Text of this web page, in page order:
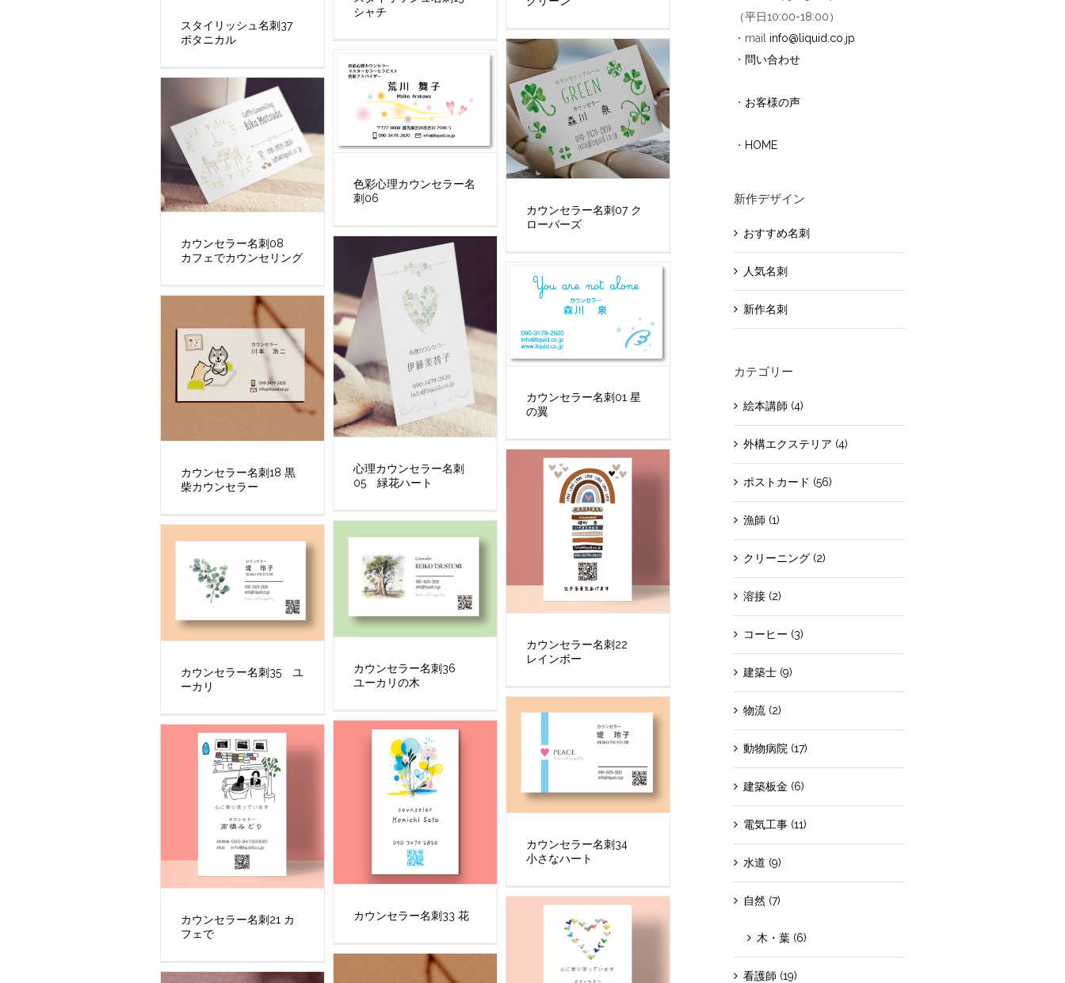
スタイリッシュ名刺37
ボタニカル
シャチ
ローバーズ
カウンセラー名刺07 ク
ローバーズ
色彩心理カウンセラー名
刺06
色彩心理カウンセラー名
刺06
カフェでカウンセリング
カウンセラー名刺08
カフェでカウンセリング
05 緑花ハート
心理カウンセラー名刺
05 緑花ハート
カウンセラー名刺01 星
の翼
カウンセラー名刺18 黒
柴カウンセラー
カウンセラー名刺22
レインボー
カウンセラー名刺22
レインボー
カウンセラー名刺36
ユーカリの木
カウンセラー名刺35 ユ
ーカリ
カウンセラー名刺34
小さなハート
カウンセラー名刺33 花
フェで
カウンセラー名刺21 カ
フェで
（平日10:00-18:00）
・mail info@liquid.co.jp
・ 問い合わせ
・ お客様の声
・ HOME
新作デザイン
おすすめ名刺
人気名刺
新作名刺
カテゴリー
絵本講師 (4)
外構エクステリア (4)
ポストカード (56)
漁師 (1)
クリーニング (2)
溶接 (2)
コーヒー (3)
建築士 (9)
物流 (2)
動物病院 (17)
建築板金 (6)
電気工事 (11)
水道 (9)
自然 (7)
木・葉 (6)
看護師 (19)